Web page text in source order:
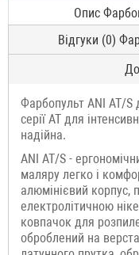
Опис
Відгуки (0)
Фарбопульт ANI AT/S
серії АТ для
надійна.
ANI AT/S -
маляру легко і
алюмінієвий корпус,
електролітичною
ковпачок для
оброблений на